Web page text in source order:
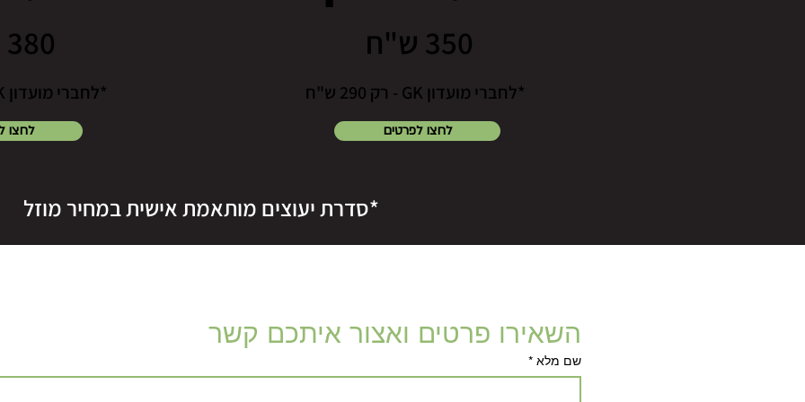
380 ש"ח
*לחברי מועדון GK - רק 320 ש"ח
לחצו
350 ש"ח
*לחברי מועדון GK - רק 290 ש"ח
לחצו לפרטים
*סדרת יעוצים מותאמת אישית במחיר מוזל
השאירו פרטים ואצור איתכם קשר
שם מלא *